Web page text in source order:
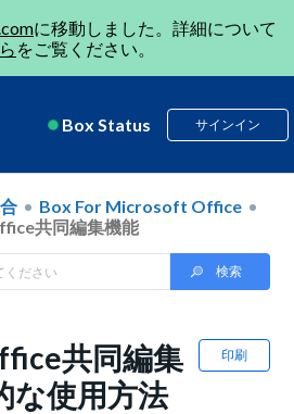
に移動しました。詳細について
をご覧ください。
Box Status サインイン
Box For Microsoft Office
共同編集機能
印刷
共同編集
な使用方法